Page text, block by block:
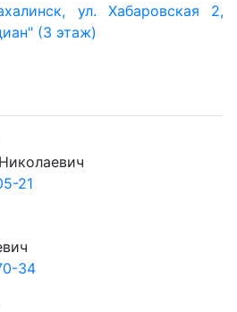
ул. Хабаровская 2,
(3 этаж)
21
34